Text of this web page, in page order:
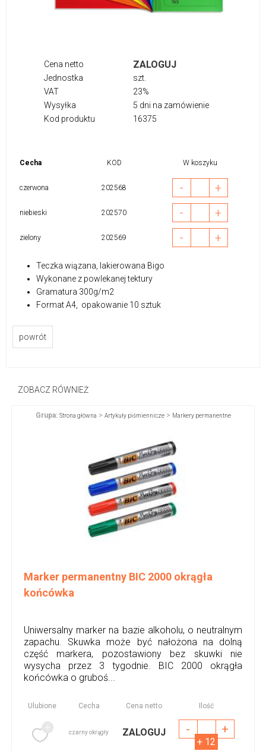
Cena netto ZALOGUJ
Jednostka
szt.
VAT
23%
Wysyłka
5 dni na zamówienie
Kod produktu
16375
Cecha KOD W koszyku
czerwona 202568 - +
niebieski 202570 - +
zielony 202569 - +
Teczka wiązana, lakierowana Bigo
Wykonane z powlekanej tektury
Gramatura 300g/m2
Format A4, opakowanie 10 sztuk
powrót
ZOBACZ RÓWNIEŻ
Grupa: Strona główna > Artykuły piśmiennicze> Markery permanentne
Marker permanentny BIC 2000 okrągła
końcówka
Uniwersalny marker na bazie alkoholu, o neutralnym
zapachu. Skuwka może być nałożona na dolną
część markera, pozostawiony bez skuwki nie
wysycha przez 3 tygodnie. BIC 2000 okrągła
końcówka o gruboś...
Ulubione Cecha Cena netto Ilość
czarny okrągły ZALOGUJ - +
+ 12